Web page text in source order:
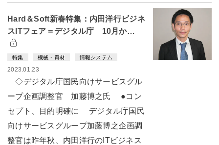
Hard＆Soft新春特集：内田洋行ビジネ
スITフェア＝デジタル庁 10月か…
特集 機械・資材 情報システム
2023.01.23
◇デジタル庁国民向けサービスグル
ープ企画調整官 加藤博之氏 ●コン
セプト、目的明確に デジタル庁国民
向けサービスグループ加藤博之企画調
整官は昨年秋、内田洋行のITビジネス